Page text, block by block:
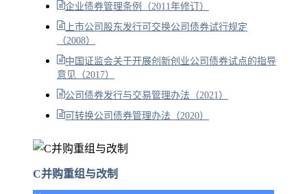
企业债券管理条例（2011年修订）
上市公司股东发行可交换公司债券试行规定
（2008）
中国证监会关于开展创新创业公司债券试点的指导
意见（2017）
公司债券发行与交易管理办法（2021）
可转换公司债券管理办法（2020）
C并购重组与改制